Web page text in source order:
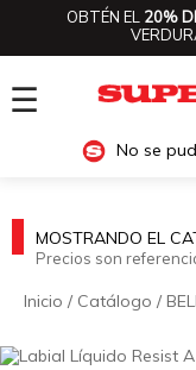
OBTÉN EL 20%
☰
No se
MOSTRANDO EL
Precios son
Inicio / Catálogo /